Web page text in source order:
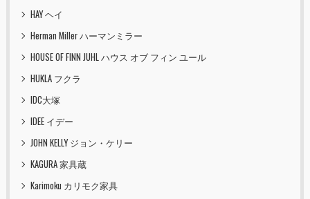
HAY ヘイ
Herman Miller ハーマンミラー
HOUSE OF FINN JUHL ハウス オブ フィン ユール
HUKLA フクラ
IDC大塚
IDEE イデー
JOHN KELLY ジョン・ケリー
KAGURA 家具蔵
Karimoku カリモク家具